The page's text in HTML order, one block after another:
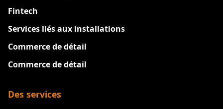
Fintech
Services liés aux installations
Commerce de détail
Commerce de détail
Des services